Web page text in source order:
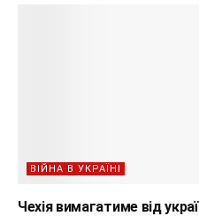
ВІЙНА В УКРАЇНІ
Чехія вимагатиме від